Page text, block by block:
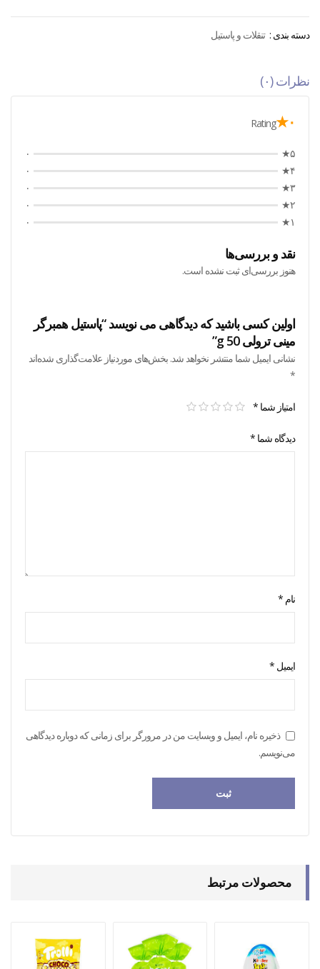
دسته بندی : تنقلات و پاستیل
نظرات (۰)
۰★ Rating
۵★
۰
۴★
۰
۳★
۰
۲★
۰
۱★
۰
نقد و بررسی‌ها
هنوز بررسی‌ای ثبت نشده است.
اولین کسی باشید که دیدگاهی می نویسد “پاستیل همبرگر
مینی ترولی 50 g”
نشانی ایمیل شما منتشر نخواهد شد. بخش‌های موردنیاز علامت‌گذاری شده‌اند
*
امتیاز شما *
دیدگاه شما *
نام *
ایمیل *
ذخیره نام، ایمیل و وبسایت من در مرورگر برای زمانی که دوباره دیدگاهی
می‌نویسم.
محصولات مرتبط